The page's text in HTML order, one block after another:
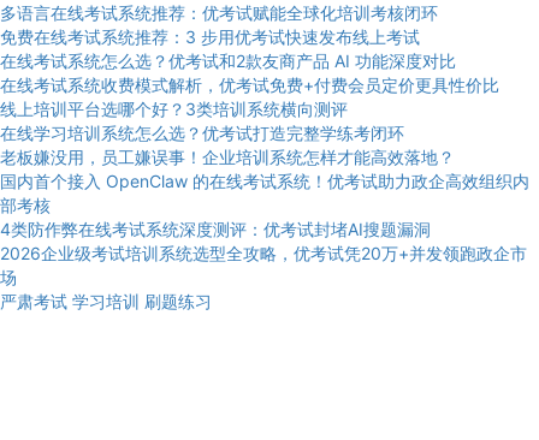
多语言在线考试系统推荐：优考试赋能全球化培训考核闭环
免费在线考试系统推荐：3 步用优考试快速发布线上考试
在线考试系统怎么选？优考试和2款友商产品 AI 功能深度对比
在线考试系统收费模式解析，优考试免费+付费会员定价更具性价比
线上培训平台选哪个好？3类培训系统横向测评
在线学习培训系统怎么选？优考试打造完整学练考闭环
老板嫌没用，员工嫌误事！企业培训系统怎样才能高效落地？
国内首个接入 OpenClaw 的在线考试系统！优考试助力政企高效组织内
部考核
4类防作弊在线考试系统深度测评：优考试封堵AI搜题漏洞
2026企业级考试培训系统选型全攻略，优考试凭20万+并发领跑政企市
场
严肃考试 学习培训 刷题练习